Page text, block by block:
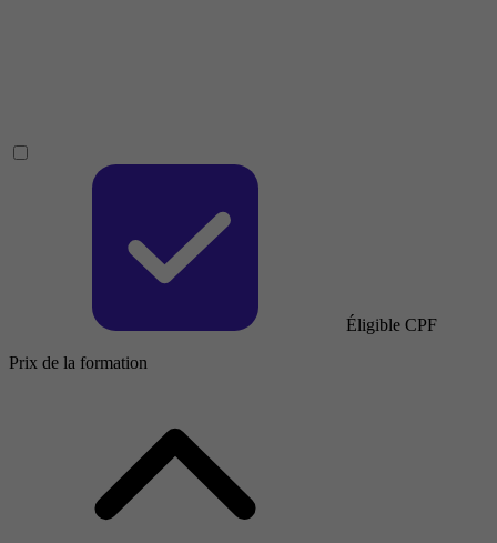
Éligible CPF
Prix de la formation